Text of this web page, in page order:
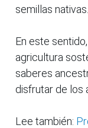
semillas nativas.
En este
agricultura
saberes
disfrutar de los
Lee también: